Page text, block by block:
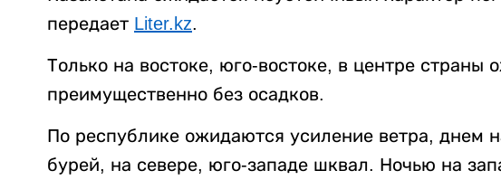
передает Liter.kz.
Только на востоке, юго-востоке, в центре страны
преимущественно без осадков.
По республике ожидаются усиление ветра, днем
бурей, на севере, юго-западе шквал. Ночью на